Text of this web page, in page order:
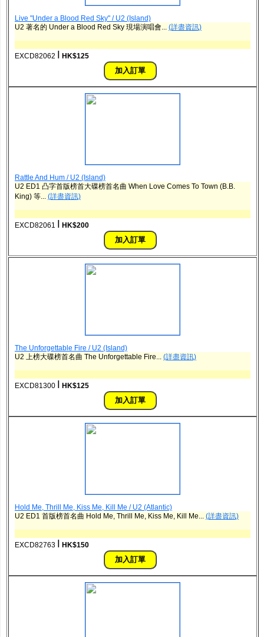
Live "Under a Blood Red Sky" / U2 (Island)
U2 著名的 Under a Blood Red Sky 現場演唱會... (詳盡資訊)
EXCD82062 HK$125
Rattle And Hum / U2 (Island)
U2 ED1 凸字首版榜首大碟榜首名曲 When Love Comes To Town (B.B.
King) 等... (詳盡資訊)
EXCD82061 HK$200
The Unforgettable Fire / U2 (Island)
U2 上榜大碟榜首名曲 The Unforgettable Fire... (詳盡資訊)
EXCD81300 HK$125
Hold Me, Thrill Me, Kiss Me, Kill Me / U2 (Atlantic)
U2 ‎ED1 首版榜首名曲 Hold Me, Thrill Me, Kiss Me, Kill Me... (詳盡資訊)
EXCD82763 HK$150